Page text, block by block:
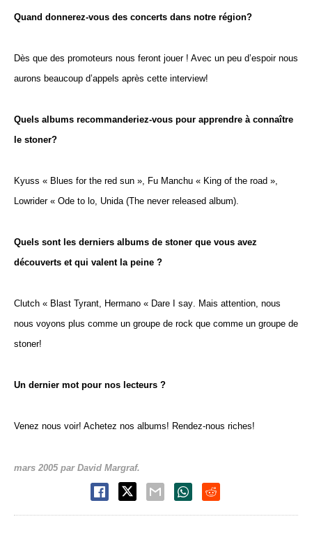
Quand donnerez-vous des concerts dans notre région?
Dès que des promoteurs nous feront jouer ! Avec un peu d’espoir nous
aurons beaucoup d’appels après cette interview!
Quels albums recommanderiez-vous pour apprendre à connaître
le stoner?
Kyuss « Blues for the red sun », Fu Manchu « King of the road »,
Lowrider « Ode to lo, Unida (The never released album).
Quels sont les derniers albums de stoner que vous avez
découverts et qui valent la peine ?
Clutch « Blast Tyrant, Hermano « Dare I say. Mais attention, nous
nous voyons plus comme un groupe de rock que comme un groupe de
stoner!
Un dernier mot pour nos lecteurs ?
Venez nous voir! Achetez nos albums! Rendez-nous riches!
mars 2005 par David Margraf.